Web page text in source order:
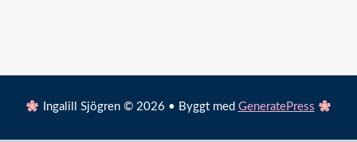
Ingalill Sjögren © 2026 • Byggt med GeneratePress